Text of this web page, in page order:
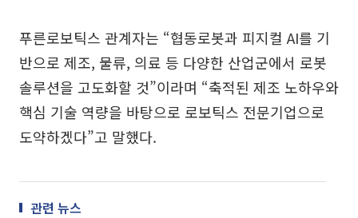
푸른로보틱스 관계자는 “협동로봇과 피지컬 AI를 기
반으로 제조, 물류, 의료 등 다양한 산업군에서 로봇
솔루션을 고도화할 것”이라며 “축적된 제조 노하우와
핵심 기술 역량을 바탕으로 로보틱스 전문기업으로
도약하겠다”고 말했다.
관련 뉴스